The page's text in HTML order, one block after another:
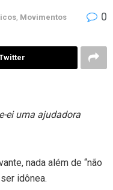
Movimentos 0
ei uma ajudadora
nada além de “não
idônea.